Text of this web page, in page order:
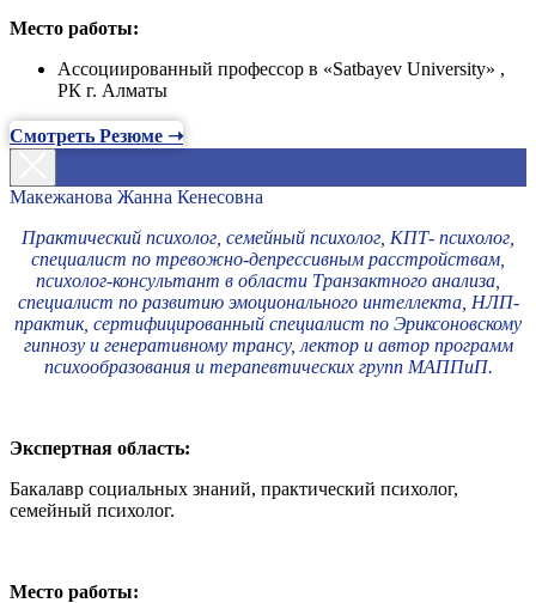
Место работы:
Ассоциированный профессор в «Satbayev University» ,
РК г. Алматы
Смотреть Резюме ➝
Макежанова Жанна Кенесовна
Практический психолог, семейный психолог, КПТ- психолог,
специалист по тревожно-депрессивным расстройствам,
психолог-консультант в области Транзактного анализа,
специалист по развитию эмоционального интеллекта, НЛП-
практик, сертифицированный специалист по Эриксоновскому
гипнозу и генеративному трансу, лектор и автор программ
психообразования и терапевтических групп МАППиП.
Экспертная область:
Бакалавр социальных знаний, практический психолог,
семейный психолог.
Место работы: